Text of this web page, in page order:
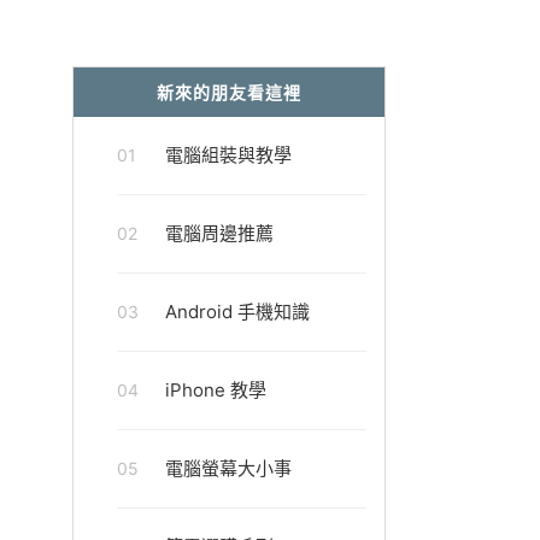
新來的朋友看這裡
01 電腦組裝與教學
02 電腦周邊推薦
03 Android 手機知識
04 iPhone 教學
05 電腦螢幕大小事